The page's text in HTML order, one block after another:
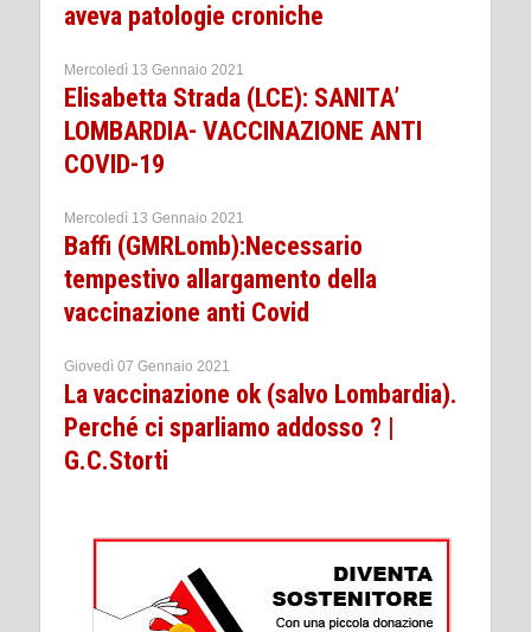
aveva patologie croniche
Mercoledì 13 Gennaio 2021
Elisabetta Strada (LCE): SANITA’
LOMBARDIA- VACCINAZIONE ANTI
COVID-19
Mercoledì 13 Gennaio 2021
Baffi (GMRLomb):Necessario
tempestivo allargamento della
vaccinazione anti Covid
Giovedì 07 Gennaio 2021
La vaccinazione ok (salvo Lombardia).
Perché ci sparliamo addosso ? |
G.C.Storti